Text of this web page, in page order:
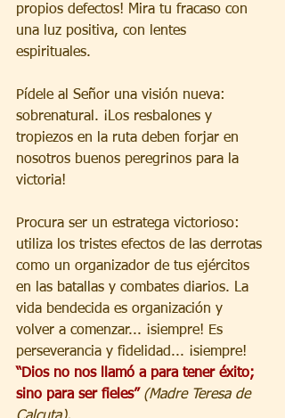
propios defectos! Mira tu fracaso con
una luz positiva, con lentes
espirituales.
Pídele al Señor una visión nueva:
sobrenatural. ¡Los resbalones y
tropiezos en la ruta deben forjar en
nosotros buenos peregrinos para la
victoria!
Procura ser un estratega victorioso:
utiliza los tristes efectos de las derrotas
como un organizador de tus ejércitos
en las batallas y combates diarios. La
vida bendecida es organización y
volver a comenzar... ¡siempre! Es
perseverancia y fidelidad... ¡siempre!
“Dios no nos llamó a para tener éxito;
sino para ser fieles” (Madre Teresa de